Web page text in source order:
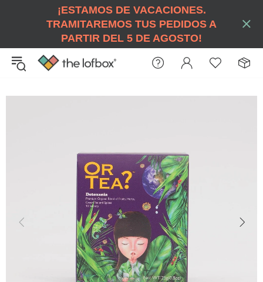
¡ESTAMOS DE VACACIONES.
TRAMITAREMOS TUS PEDIDOS A
PARTIR DEL 5 DE AGOSTO!